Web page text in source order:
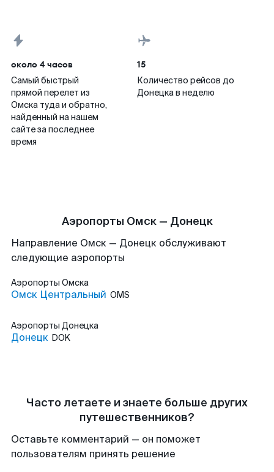
около 4 часов
Самый быстрый
прямой перелет из
Омска туда и обратно,
найденный на нашем
сайте за последнее
время
15
Количество рейсов до
Донецка в неделю
Аэропорты Омск — Донецк
Направление Омск — Донецк обслуживают
следующие аэропорты
Аэропорты Омска
Омск Центральный OMS
Аэропорты Донецка
Донецк DOK
Часто летаете и знаете больше других
путешественников?
Оставьте комментарий — он поможет
пользователям принять решение